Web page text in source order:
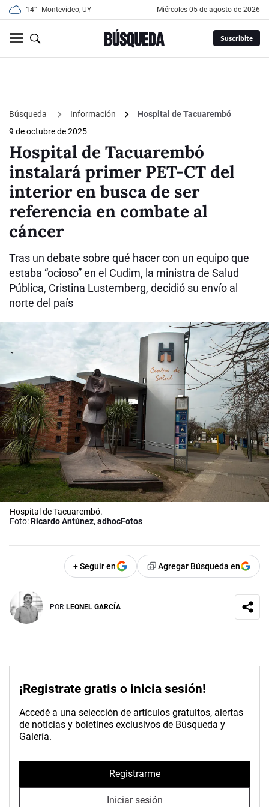
14° Montevideo, UY miércoles 05 de agosto de 2026
Suscribite
Búsqueda Información
Hospital de Tacuarembó
9 de octubre de 2025
Hospital de Tacuarembó
instalará primer PET-CT del
interior en busca de ser
referencia en combate al
cáncer
Tras un debate sobre qué hacer con un equipo que
estaba “ocioso” en el Cudim, la ministra de Salud
Pública, Cristina Lustemberg, decidió su envío al
norte del país
Hospital de Tacuarembó.
Foto:Ricardo Antúnez, adhocFotos
+ Seguir en Agregar Búsqueda en
POR LEONEL GARCÍA
¡Registrate gratis o inicia sesión!
Accedé a una selección de artículos gratuitos, alertas
de noticias y boletines exclusivos de Búsqueda y
Galería.
Registrarme
Iniciar sesión